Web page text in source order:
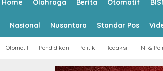
Home Olahraga Berita Otomatif
Nasional Nusantara Standar Pos
Otomotif Pendidikan Politik Redaksi TNI &